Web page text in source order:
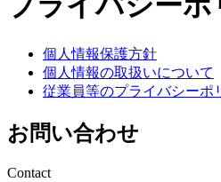
個人情報保護方針
個人情報の取扱いについて
従業員等のプライバシーポ
お問い合わせ
Contact